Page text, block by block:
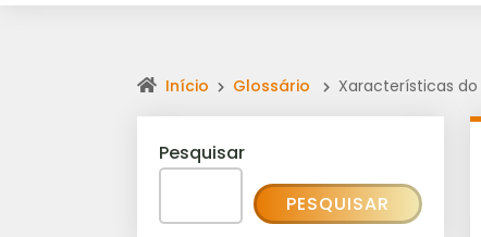
Início Glossário Xaracterísticas
Pesquisar
PESQUISAR